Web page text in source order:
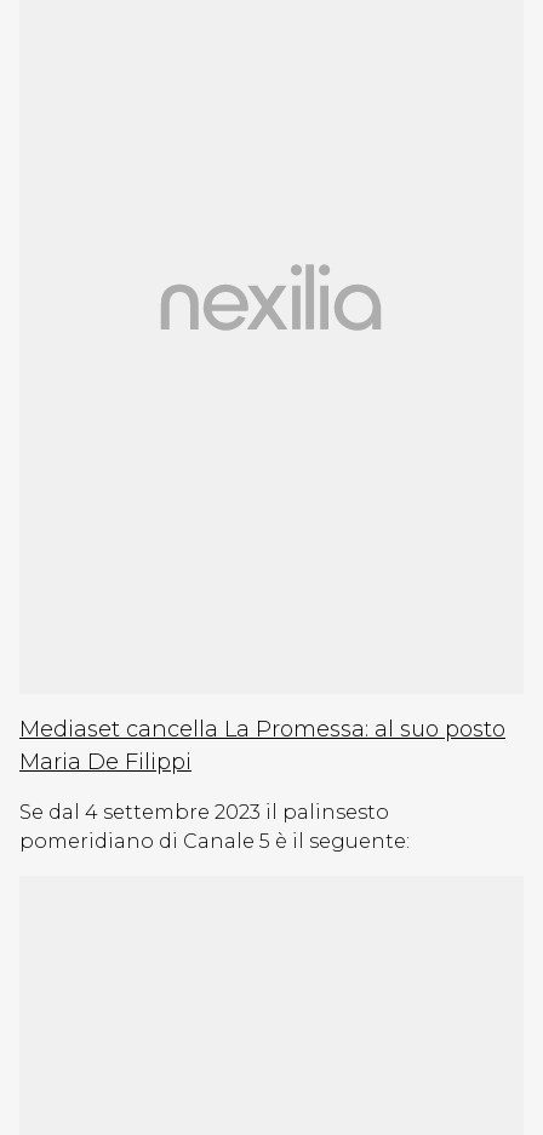
Mediaset cancella La Promessa: al suo posto
Maria De Filippi
Se dal 4 settembre 2023 il palinsesto
pomeridiano di Canale 5 è il seguente: